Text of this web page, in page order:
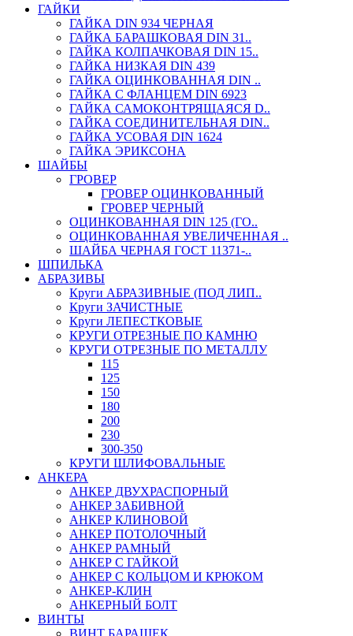
ГАЙКИ
ГАЙКА DIN 934 ЧЕРНАЯ
ГАЙКА БАРАШКОВАЯ DIN 31..
ГАЙКА КОЛПАЧКОВАЯ DIN 15..
ГАЙКА НИЗКАЯ DIN 439
ГАЙКА ОЦИНКОВАННАЯ DIN ..
ГАЙКА С ФЛАНЦЕМ DIN 6923
ГАЙКА САМОКОНТРЯЩАЯСЯ D..
ГАЙКА СОЕДИНИТЕЛЬНАЯ DIN..
ГАЙКА УСОВАЯ DIN 1624
ГАЙКА ЭРИКСОНА
ШАЙБЫ
ГРОВЕР
ГРОВЕР ОЦИНКОВАННЫЙ
ГРОВЕР ЧЕРНЫЙ
ОЦИНКОВАННАЯ DIN 125 (ГО..
ОЦИНКОВАННАЯ УВЕЛИЧЕННАЯ ..
ШАЙБА ЧЕРНАЯ ГОСТ 11371-..
ШПИЛЬКА
АБРАЗИВЫ
Круги АБРАЗИВНЫЕ (ПОД ЛИП..
Круги ЗАЧИСТНЫЕ
Круги ЛЕПЕСТКОВЫЕ
КРУГИ ОТРЕЗНЫЕ ПО КАМНЮ
КРУГИ ОТРЕЗНЫЕ ПО МЕТАЛЛУ
115
125
150
180
200
230
300-350
КРУГИ ШЛИФОВАЛЬНЫЕ
АНКЕРА
АНКЕР ДВУХРАСПОРНЫЙ
АНКЕР ЗАБИВНОЙ
АНКЕР КЛИНОВОЙ
АНКЕР ПОТОЛОЧНЫЙ
АНКЕР РАМНЫЙ
АНКЕР С ГАЙКОЙ
АНКЕР С КОЛЬЦОМ И КРЮКОМ
АНКЕР-КЛИН
АНКЕРНЫЙ БОЛТ
ВИНТЫ
ВИНТ БАРАШЕК